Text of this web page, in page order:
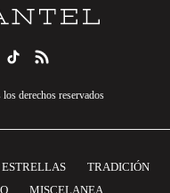
derechos reservados
TRADICIÓN
MISCELANEA